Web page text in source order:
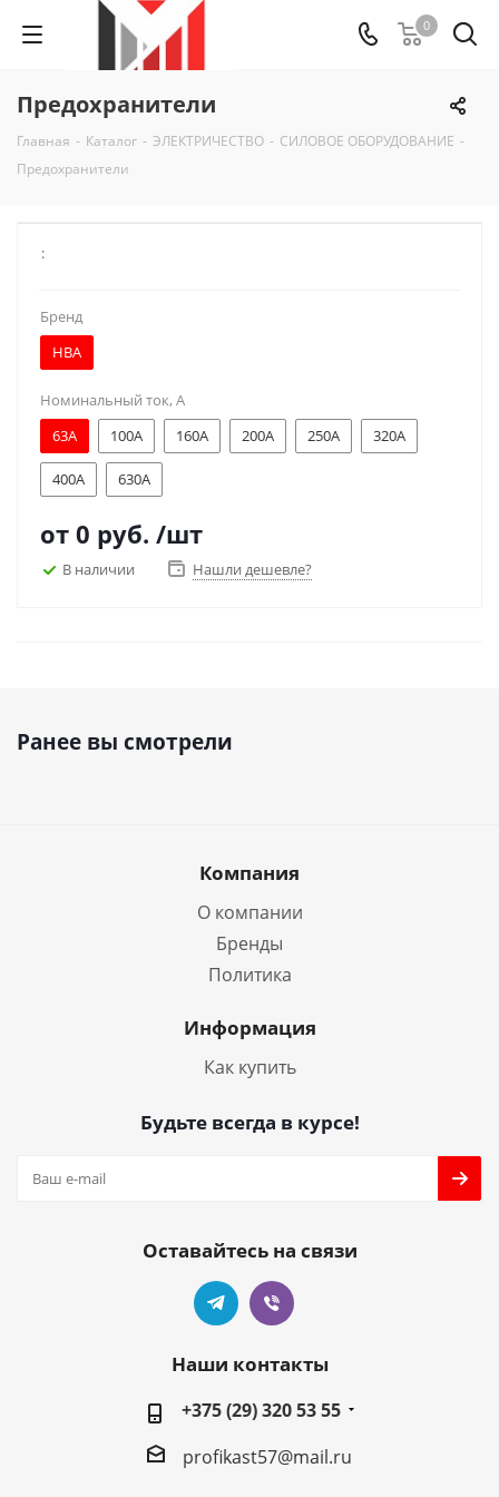
0
Предохранители
Главная - Каталог - ЭЛЕКТРИЧЕСТВО - СИЛОВОЕ ОБОРУДОВАНИЕ -
Предохранители
:
Бренд
НВА
Номинальный ток, А
63A
100A 160A 200A 250A 320A
400A 630A
от 0 руб. /шт
В наличии Нашли дешевле?
Ранее вы смотрели
Компания
О компании
Бренды
Политика
Информация
Как купить
Будьте всегда в курсе!
Оставайтесь на связи
Наши контакты
+375 (29) 320 53 55
profikast57@mail.ru